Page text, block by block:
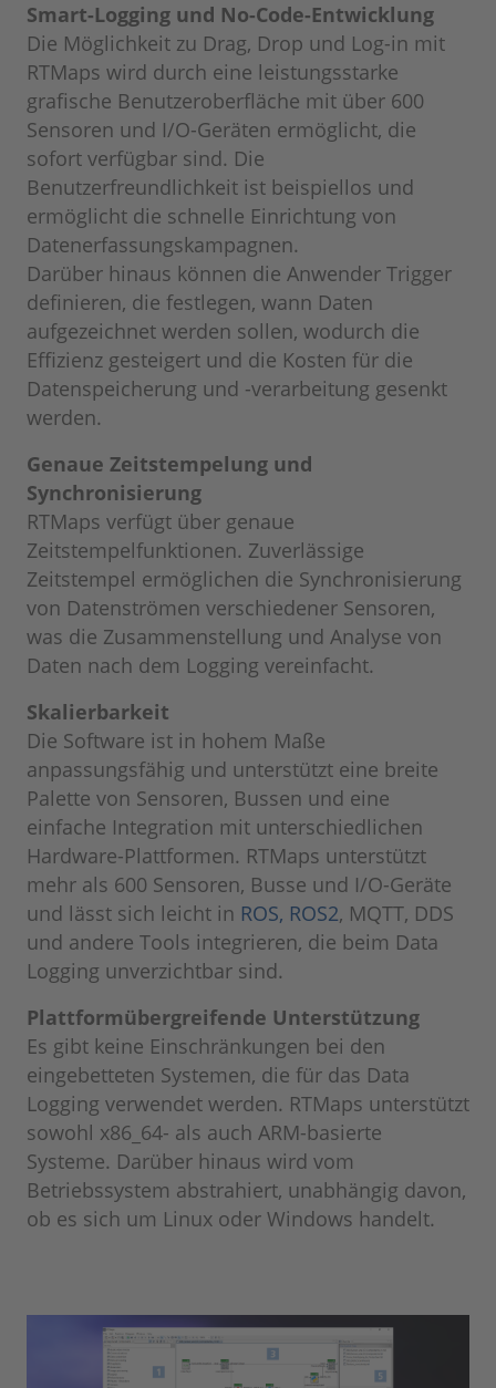
Smart-Logging und No-Code-Entwicklung
Die Möglichkeit zu Drag, Drop und Log-in mit
RTMaps wird durch eine leistungsstarke
grafische Benutzeroberfläche mit über 600
Sensoren und I/O-Geräten ermöglicht, die
sofort verfügbar sind. Die
Benutzerfreundlichkeit ist beispiellos und
ermöglicht die schnelle Einrichtung von
Datenerfassungskampagnen.
Darüber hinaus können die Anwender Trigger
definieren, die festlegen, wann Daten
aufgezeichnet werden sollen, wodurch die
Effizienz gesteigert und die Kosten für die
Datenspeicherung und -verarbeitung gesenkt
werden.
Genaue Zeitstempelung und
Synchronisierung
RTMaps verfügt über genaue
Zeitstempelfunktionen. Zuverlässige
Zeitstempel ermöglichen die Synchronisierung
von Datenströmen verschiedener Sensoren,
was die Zusammenstellung und Analyse von
Daten nach dem Logging vereinfacht.
Skalierbarkeit
Die Software ist in hohem Maße
anpassungsfähig und unterstützt eine breite
Palette von Sensoren, Bussen und eine
einfache Integration mit unterschiedlichen
Hardware-Plattformen. RTMaps unterstützt
mehr als 600 Sensoren, Busse und I/O-Geräte
und lässt sich leicht in ROS, ROS2, MQTT, DDS
und andere Tools integrieren, die beim Data
Logging unverzichtbar sind.
Plattformübergreifende Unterstützung
Es gibt keine Einschränkungen bei den
eingebetteten Systemen, die für das Data
Logging verwendet werden. RTMaps unterstützt
sowohl x86_64- als auch ARM-basierte
Systeme. Darüber hinaus wird vom
Betriebssystem abstrahiert, unabhängig davon,
ob es sich um Linux oder Windows handelt.